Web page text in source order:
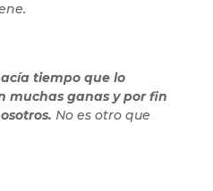
tiempo que lo
muchas ganas y por fin
No es otro que